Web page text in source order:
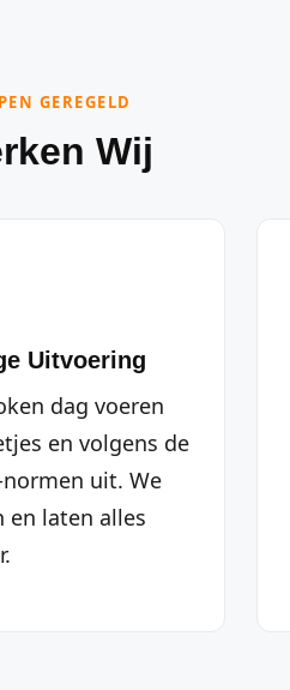
GEREGELD
Wij
Uitvoering
dag voeren
en volgens de
uit. We
en laten alles